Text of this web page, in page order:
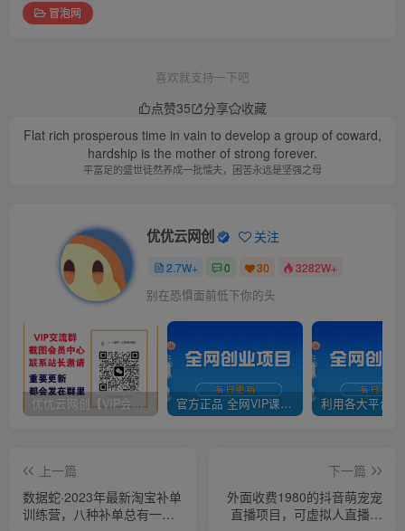
冒泡网
喜欢就支持一下吧
点赞35 分享
收藏
Flat rich prosperous time in vain to develop a group of coward,
hardship is the mother of strong forever.
平富足的盛世徒然养成一批懦夫，困苦永远是坚强之母
优优云网创 关注
2.7W+ 0 30 3282W+
别在恐惧面前低下你的头
优优云网创【VIP会员专属交流群】 官方正品 全网VIP课程 无损下载~
上一篇
数据蛇·2023年最新淘宝补单
训练营，八种补单总有一种
下一篇
外面收费1980的抖音萌宠宠
直播项目，可虚拟人直播，